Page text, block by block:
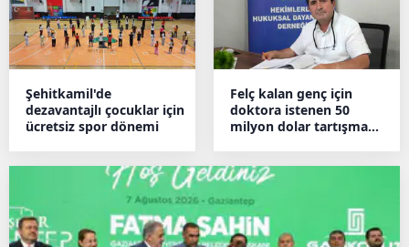
Şehitkamil'de
dezavantajlı çocuklar için
ücretsiz spor dönemi
Felç kalan genç için
doktora istenen 50
milyon dolar tartışma